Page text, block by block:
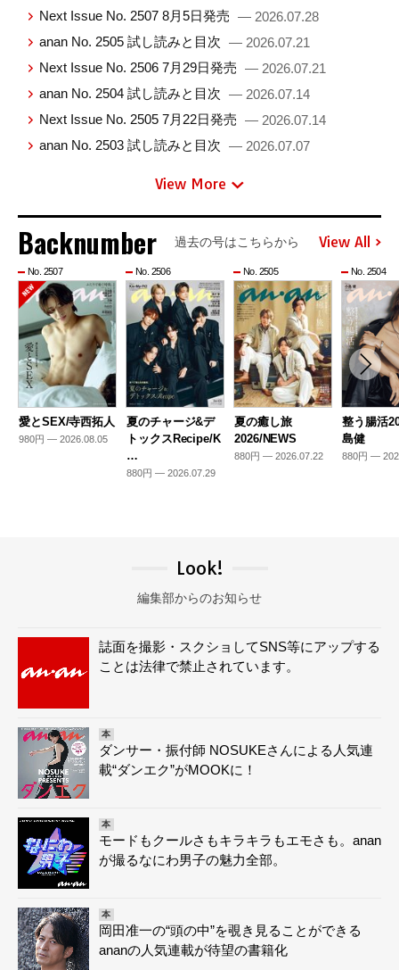
Next Issue No. 2507 8月5日発売 — 2026.07.28
anan No. 2505 試し読みと目次 — 2026.07.21
Next Issue No. 2506 7月29日発売 — 2026.07.21
anan No. 2504 試し読みと目次 — 2026.07.14
Next Issue No. 2505 7月22日発売 — 2026.07.14
anan No. 2503 試し読みと目次 — 2026.07.07
View More
Backnumber 過去の号はこちらから View All
No. 2507
愛とSEX/寺西拓人
980円 — 2026.08.05
No. 2506
夏のチャージ&デ
トックスRecipe/K
…
880円 — 2026.07.29
No. 2505
夏の癒し旅
2026/NEWS
880円 — 2026.07.22
No. 2504
整う腸活
島健
880円 —
Look!
編集部からのお知らせ
誌面を撮影・スクショしてSNS等にアップする
ことは法律で禁止されています。
本
ダンサー・振付師 NOSUKEさんによる人気連
載“ダンエク”がMOOKに！
本
モードもクールさもキラキラもエモさも。anan
が撮るなにわ男子の魅力全部。
本
岡田准一の“頭の中”を覗き見ることができる
ananの人気連載が待望の書籍化